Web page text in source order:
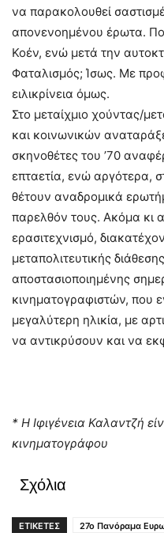
να παρακολουθεί
απονενοημένου έρωτα.
Κοέν, ενώ μετά την
Φαταλισμός; Ίσως. Με
ειλικρίνεια όμως.
Στο μεταίχμιο χούντας/
και κοινωνικών
σκηνοθέτες του ’70
επταετία, ενώ αργότερα,
θέτουν αναδρομικά
παρελθόν τους. Ακόμα κι
ερασιτεχνισμό,
μεταπολιτευτικής
αποστασιοποιημένης
κινηματογραφιστών, που
μεγαλύτερη ηλικία, με
να αντικρύσουν και να
* Η Ιφιγένεια Καλαντζή
κινηματογράφου
Σχόλια
ΕΤΙΚΕΤΕΣ
27ο Πανόραμα